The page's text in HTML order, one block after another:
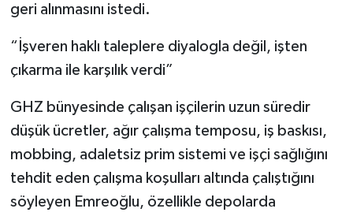
geri alınmasını istedi.
“İşveren haklı taleplere diyalogla değil, işten
çıkarma ile karşılık verdi”
GHZ bünyesinde çalışan işçilerin uzun süredir
düşük ücretler, ağır çalışma temposu, iş baskısı,
mobbing, adaletsiz prim sistemi ve işçi sağlığını
tehdit eden çalışma koşulları altında çalıştığını
söyleyen Emreoğlu, özellikle depolarda